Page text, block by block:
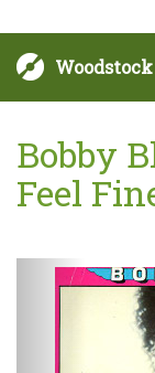
Bobby
Feel
Sljedeće